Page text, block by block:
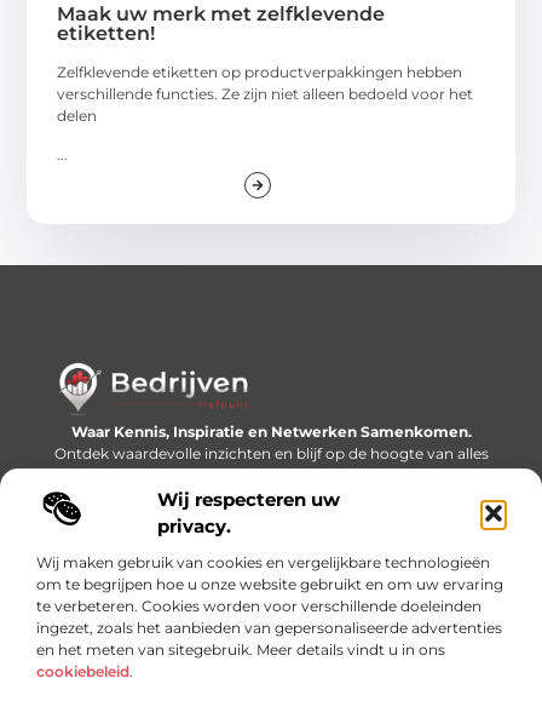
Wij respecteren uw
privacy.
Wij maken gebruik van cookies en vergelijkbare technologieën
om te begrijpen hoe u onze website gebruikt en om uw ervaring
te verbeteren. Cookies worden voor verschillende doeleinden
ingezet, zoals het aanbieden van gepersonaliseerde advertenties
en het meten van sitegebruik. Meer details vindt u in ons
cookiebeleid.
Maak uw merk met zelfklevende
etiketten!
Zelfklevende etiketten op productverpakkingen hebben
verschillende functies. Ze zijn niet alleen bedoeld voor het
delen
Waar Kennis, Inspiratie en Netwerken Samenkomen.
Ontdek waardevolle inzichten en blijf op de hoogte van alles
wat er speelt in de wereld.
Bericht categorie
Onze informatie